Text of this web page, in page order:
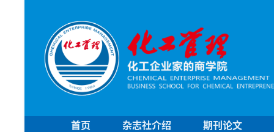
首页 杂志社介绍 期刊论文